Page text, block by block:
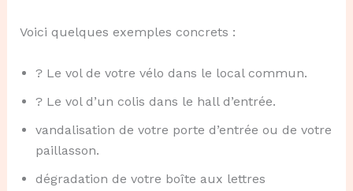
Voici quelques exemples concrets :
? Le vol de votre vélo dans le local commun.
? Le vol d’un colis dans le hall d’entrée.
vandalisation de votre porte d’entrée ou de votre
paillasson.
dégradation de votre boîte aux lettres